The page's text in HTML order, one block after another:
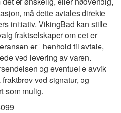
må dette avtales direkte
initiativ. VikingBad kan stille
fraktselskaper om det er
er i henhold til avtale,
ved levering av varen.
og eventuelle avvik
ved signatur, og
som mulig.